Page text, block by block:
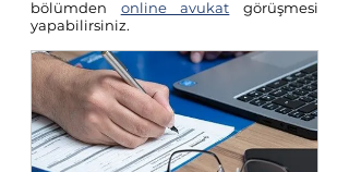
bölümden online avukat görüşmesi
yapabilirsiniz.